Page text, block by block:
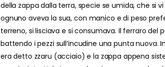
della zappa dalla terra, specie se umida, che si
ognuno aveva la sua, con manico e di peso
terreno, si lisciava e si consumava. Il ferraro del
battendo i pezzi sull’incudine una punta nuova.
era detto zzaru (acciaio) e la zappa appena